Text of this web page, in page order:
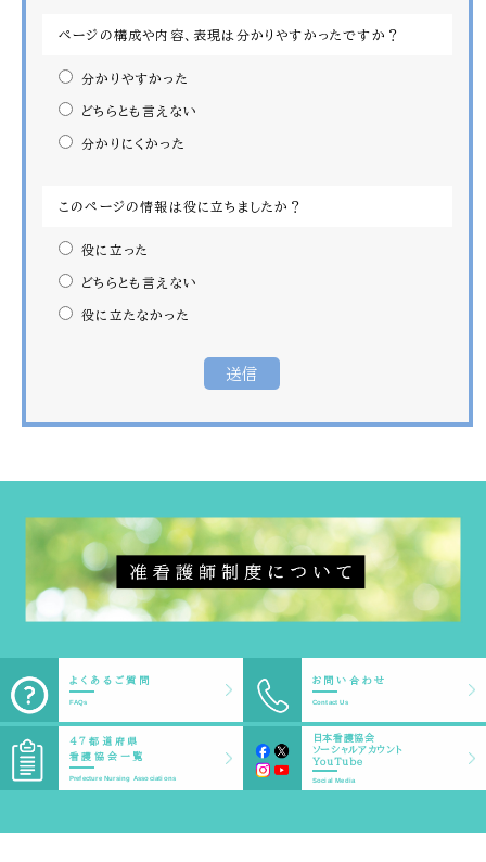
ページの構成や内容、表現は分かりやすかったですか？
分かりやすかった
どちらとも言えない
分かりにくかった
このページの情報は役に立ちましたか？
役に立った
どちらとも言えない
役に立たなかった
よくあるご質問
FAQs
お問い合わせ
Contact Us
47都道府県
看護協会一覧
Prefecture Nursing Associations
日本看護協会
ソーシャルアカウント
YouTube
Social Media